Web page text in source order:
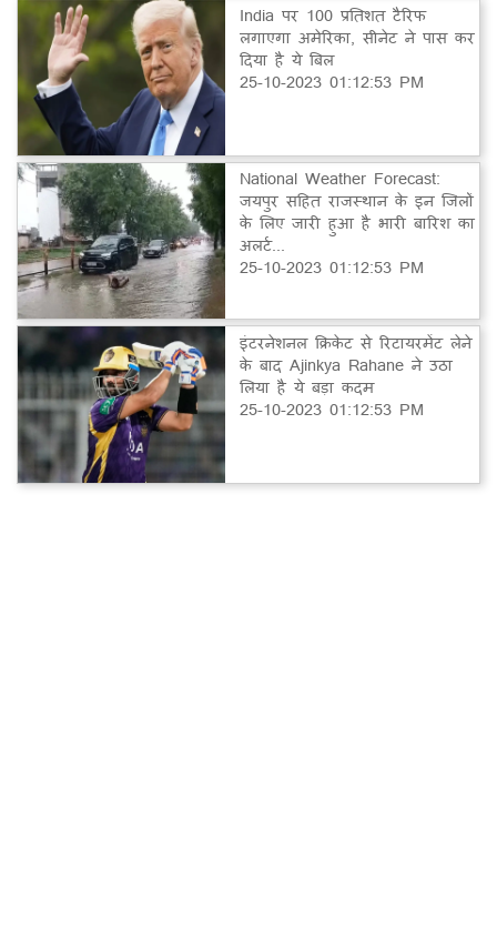
India पर 100 प्रतिशत टैरिफ
लगाएगा अमेरिका, सीनेट ने पास कर
दिया है ये बिल
25-10-2023 01:12:53 PM
National Weather Forecast:
जयपुर सहित राजस्थान के इन जिलों
के लिए जारी हुआ है भारी बारिश का
अलर्ट...
25-10-2023 01:12:53 PM
इंटरनेशनल क्रिकेट से रिटायरमेंट लेने
के बाद Ajinkya Rahane ने उठा
लिया है ये बड़ा कदम
25-10-2023 01:12:53 PM